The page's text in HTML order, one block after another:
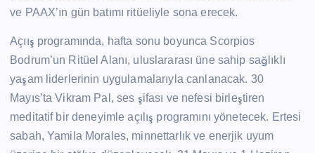
ve PAAX’ın gün batımı ritüeliyle sona erecek.
Açıış programında, hafta sonu boyunca Scorpios
Bodrum’un Ritüel Alanı, uluslararası üne sahip sağlıklı
yaşam liderlerinin uygulamalarıyla canlanacak. 30
Mayıs’ta Vikram Pal, ses şifası ve nefesi birleştiren
meditatif bir deneyimle açılış programını yönetecek. Ertesi
sabah, Yamila Morales, minnettarlık ve enerjik uyum